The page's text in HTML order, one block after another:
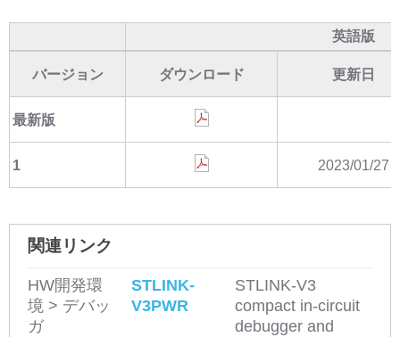
英語版
バージョン ダウンロード 更新日
最新版
1 2023/01/27
関連リンク
HW開発環
境 > デバッ
ガ
STLINK-
V3PWR
STLINK-V3
compact in-circuit
debugger and